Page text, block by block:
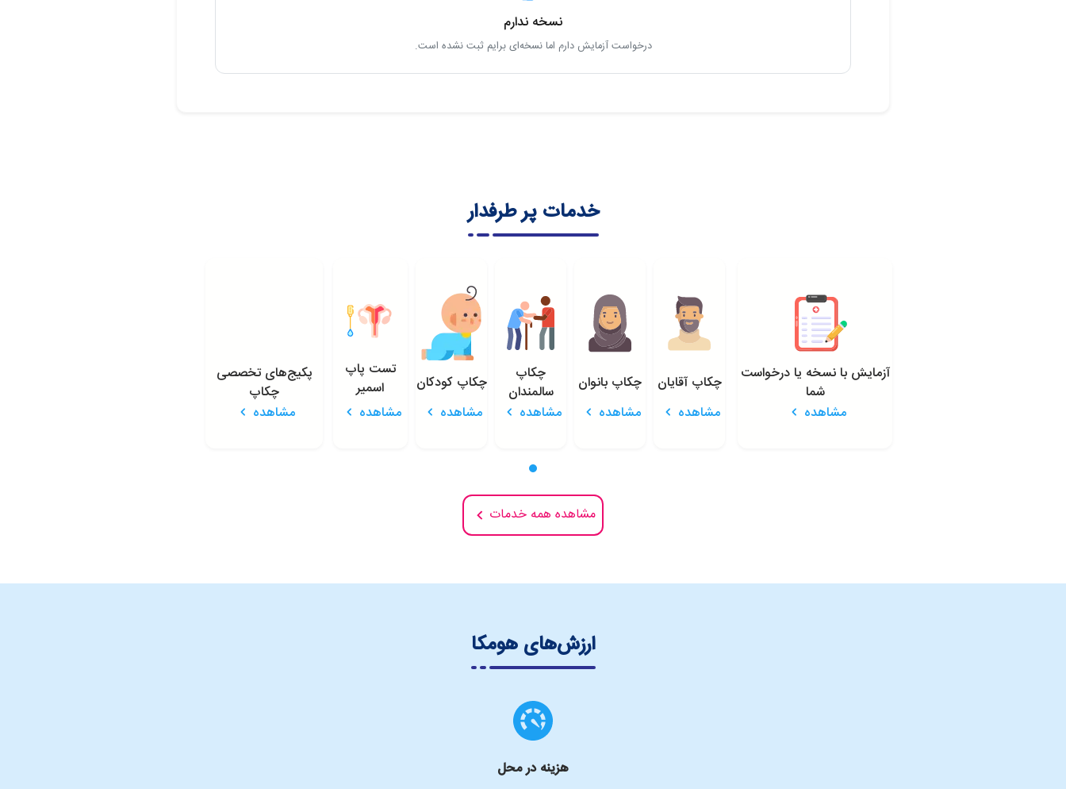
نسخه ندارم
درخواست آزمایش دارم اما نسخه‌ای برایم ثبت نشده است.
خدمات پر طرفدار
آزمایش با نسخه یا درخواست
شما
مشاهده
چکاپ آقایان
مشاهده
چکاپ بانوان
مشاهده
چکاپ
سالمندان
مشاهده
چکاپ کودکان
مشاهده
تست پاپ
اسمیر
مشاهده
پکیج‌های تخصصی
چکاپ
مشاهده
مشاهده همه خدمات
ارزش‌های هومکا
هزینه در محل